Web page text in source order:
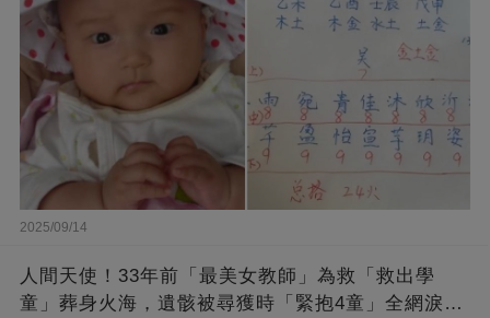
2025/09/14
人間天使！33年前「最美女教師」為救「救出學
童」葬身火海，遺骸被尋獲時「緊抱4童」全網淚